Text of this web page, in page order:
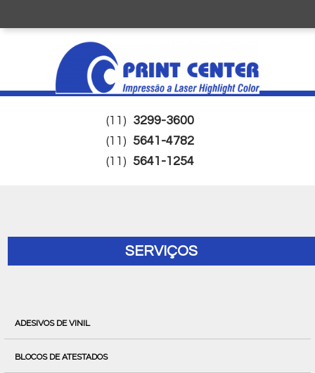
(11) 3299-3600
(11) 5641-4782
(11) 5641-1254
SERVIÇOS
ADESIVOS DE VINIL
BLOCOS DE ATESTADOS